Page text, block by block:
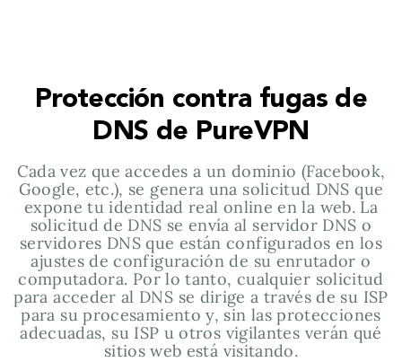
Protección contra fugas de
DNS de PureVPN
Cada vez que accedes a un dominio (Facebook,
Google, etc.), se genera una solicitud DNS que
expone tu identidad real online en la web. La
solicitud de DNS se envía al servidor DNS o
servidores DNS que están configurados en los
ajustes de configuración de su enrutador o
computadora. Por lo tanto, cualquier solicitud
para acceder al DNS se dirige a través de su ISP
para su procesamiento y, sin las protecciones
adecuadas, su ISP u otros vigilantes verán qué
sitios web está visitando.